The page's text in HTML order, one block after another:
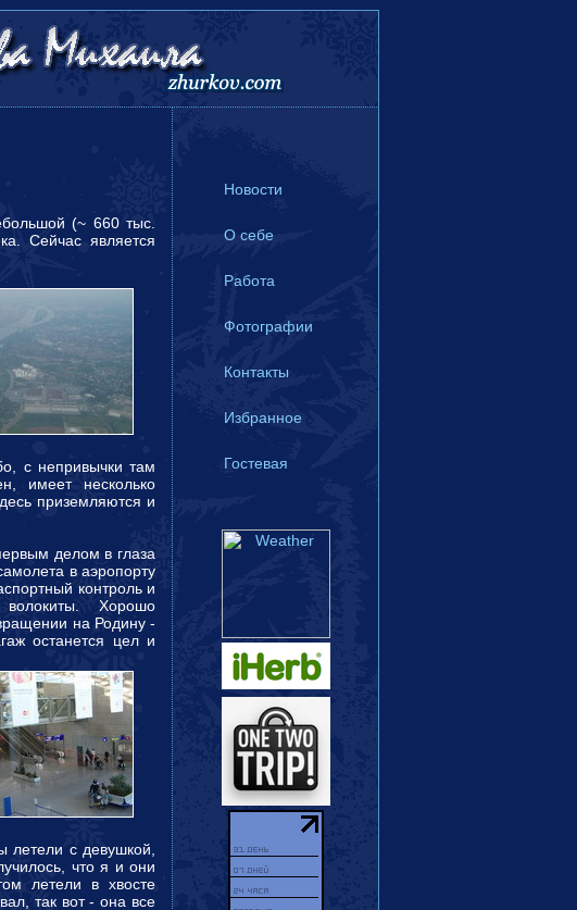
(~ 660 тыс.
Сейчас является
с непривычки там
имеет несколько
приземляются и
делом в глаза
в аэропорту
контроль и
Хорошо
на Родину -
останется цел и
летели с девушкой,
что я и они
летели в хвосте
так вот - она все
Новости
О себе
Работа
Фотографии
Контакты
Избранное
Гостевая